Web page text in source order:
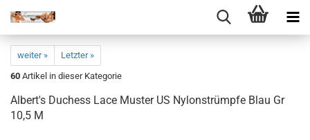
weiter »
Letzter »
60 Artikel in dieser Kategorie
Al­bert's Du­ch­ess Lace Mus­ter US Ny­lon­strümp­fe Blau Gr
10,5 M